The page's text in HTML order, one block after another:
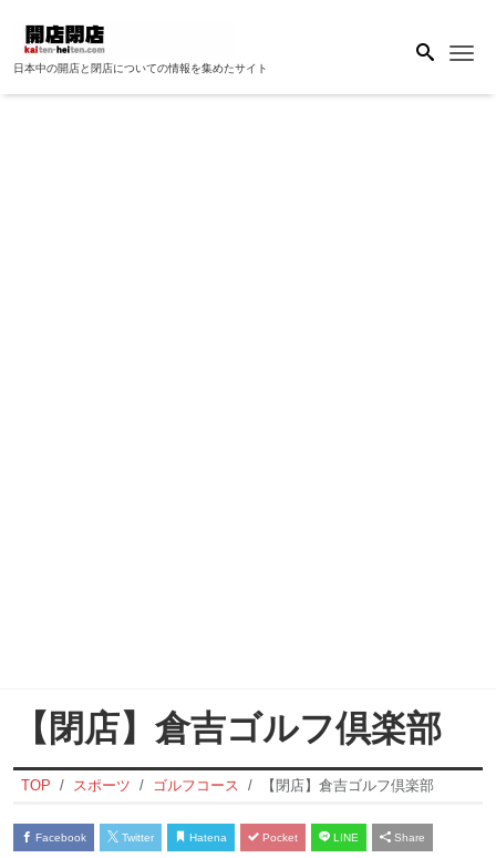
日本中の開店と閉店についての情報を集めたサイト
【閉店】倉吉ゴルフ倶楽部
TOP スポーツ ゴルフコース 【閉店】倉吉ゴルフ倶楽部
Facebook Twitter Hatena Pocket LINE Share